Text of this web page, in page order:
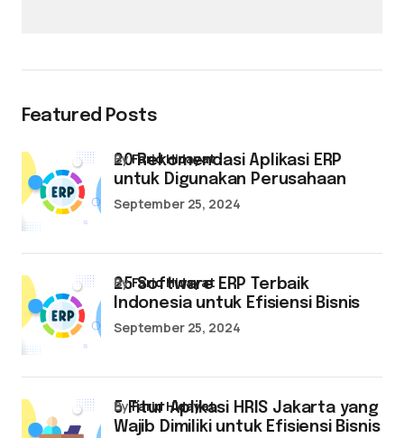
Featured Posts
20 Rekomendasi Aplikasi ERP
untuk Digunakan Perusahaan
byFarid Hidayat
September 25, 2024
25 Software ERP Terbaik
Indonesia untuk Efisiensi Bisnis
byFarid Hidayat
September 25, 2024
5 Fitur Aplikasi HRIS Jakarta yang
Wajib Dimiliki untuk Efisiensi Bisnis
byFarid Hidayat